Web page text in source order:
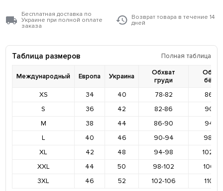
Бесплатная доставка по
Украине при полной оплате
заказа
Возврат товара в течение 14
дней
Таблица размеров Полная таблица
Международный Европа Украина
Обхват
груди
XS
34 40 78-82
86-
S
36 42 82-86
90-
M
38 44 86-90
94-
L
40 46 90-94
98-
XL
42 48 94-98
102-
XXL
44 50 98-102
106-
3XL
46 52 102-106
110-